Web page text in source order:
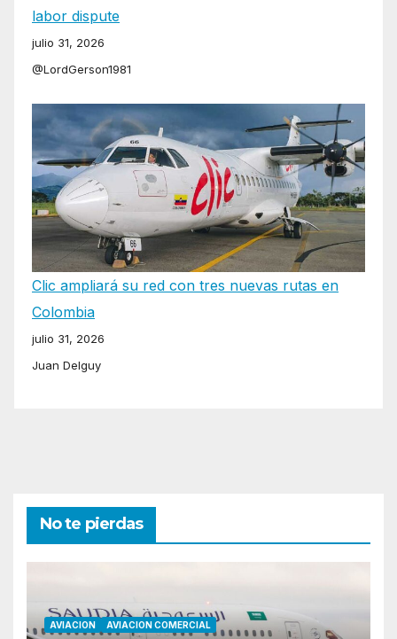
labor dispute
julio 31, 2026
@LordGerson1981
Clic ampliará su red con tres nuevas rutas en
Colombia
julio 31, 2026
Juan Delguy
No te pierdas
AVIACION AVIACION COMERCIAL